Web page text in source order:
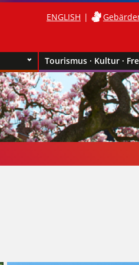
ENGLISH
Tourismus · Kultur ·